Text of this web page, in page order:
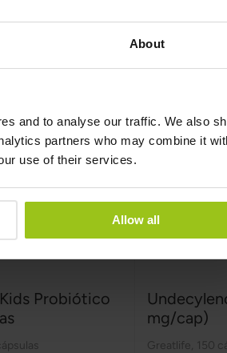
About
and to analyse our traffic. We also
partners who may combine it
use of their services.
Allow all
Probiótico
mg/cap)
Greatlife 150